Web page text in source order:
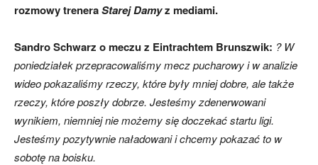
mecze,
skład)
rozmowy treneraStarej Damyz mediami.
Sandro Schwarz o meczu z Eintrachtem Brunszwik: ? W
poniedziałek przepracowaliśmy mecz pucharowy i w analizie
wideo pokazaliśmy rzeczy, które były mniej dobre, ale także
rzeczy, które poszły dobrze. Jesteśmy zdenerwowani
wynikiem, niemniej nie możemy się doczekać startu ligi.
Jesteśmy pozytywnie naładowani i chcemy pokazać to w
sobotę na boisku.